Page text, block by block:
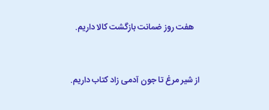
هفت روز ضمانت بازگشت کالا داریم.
از شیر مرغ تا جون آدمی زاد کتاب داریم.